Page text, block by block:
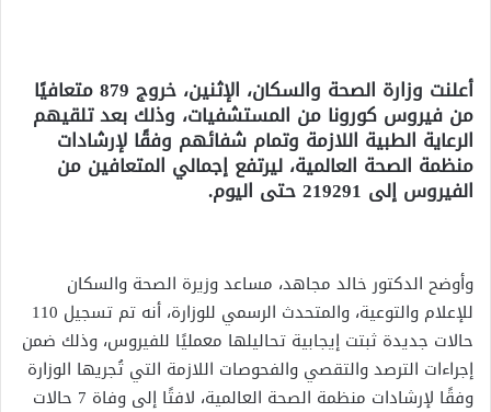
أعلنت وزارة الصحة والسكان، الإثنين، خروج 879 متعافيًا
من فيروس كورونا من المستشفيات، وذلك بعد تلقيهم
الرعاية الطبية اللازمة وتمام شفائهم وفقًا لإرشادات
منظمة الصحة العالمية، ليرتفع إجمالي المتعافين من
الفيروس إلى 219291 حتى اليوم.
وأوضح الدكتور خالد مجاهد، مساعد وزيرة الصحة والسكان
للإعلام والتوعية، والمتحدث الرسمي للوزارة، أنه تم تسجيل 110
حالات جديدة ثبتت إيجابية تحاليلها معمليًا للفيروس، وذلك ضمن
إجراءات الترصد والتقصي والفحوصات اللازمة التي تُجريها الوزارة
وفقًا لإرشادات منظمة الصحة العالمية، لافتًا إلى وفاة 7 حالات